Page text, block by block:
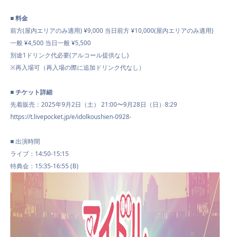
CONTACT
■ 料金
前方(屋内エリアのみ適用) ¥9,000 当日前方 ¥10,000(屋内エリアのみ適用)
一般 ¥4,500 当日一般 ¥5,500
別途1ドリンク代必要(アルコール提供なし)
※再入場可（再入場の際に追加ドリンク代なし）
■ チケット詳細
先着販売：2025年9月2日（土） 21:00〜9月28日（日）8:29
https://t.livepocket.jp/e/idolkoushien-0928-
■ 出演時間
ライブ：14:50-15:15
特典会：15:35-16:55 (B)